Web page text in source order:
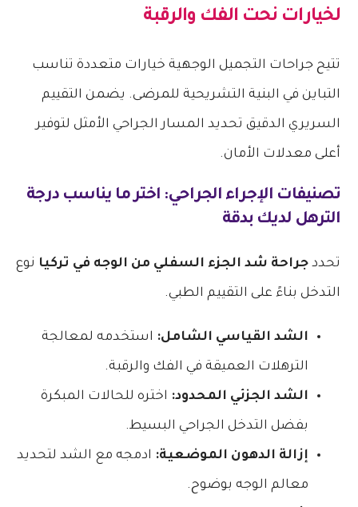
لخيارات نحت الفك والرقبة
تتيح جراحات التجميل الوجهية خيارات متعددة تناسب
التباين في البنية التشريحية للمرضى. يضمن التقييم
السريري الدقيق تحديد المسار الجراحي الأمثل لتوفير
أعلى معدلات الأمان.
تصنيفات الإجراء الجراحي: اختر ما يناسب درجة
الترهل لديك بدقة
تحددجراحة شد الجزء السفلي من الوجه في تركيا نوع
التدخل بناءً على التقييم الطبي.
الشد القياسي الشامل: استخدمه لمعالجة
الترهلات العميقة في الفك والرقبة.
الشد الجزئي المحدود: اختره للحالات المبكرة
بفضل التدخل الجراحي البسيط.
إزالة الدهون الموضعية: ادمجه مع الشد لتحديد
معالم الوجه بوضوح.